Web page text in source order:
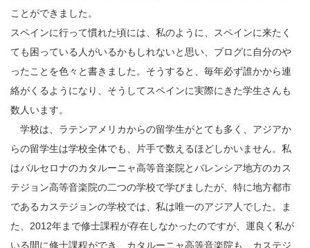
ことができました。
スペインに行って慣れた頃には、私のように、スペインに来たく
ても困っている人がいるかもしれないと思い、ブログに自分のや
ったことを色々と書きました。そうすると、毎年必ず誰かから連
絡がくるようになり、そうしてスペインに実際にきた学生さんも
数人います。
学校は、ラテンアメリカからの留学生がとても多く、アジアか
らの留学生は学校全体でも、片手で数えるほどしかいません。私
はバルセロナのカタルーニャ高等音楽院とバレンシア地方のカス
テジョン高等音楽院の二つの学校で学びましたが、特に地方都市
であるカステジョンの学校では、私は唯一のアジア人でした。ま
た、2012年まで修士課程が存在しなかったのですが、運良く私が
いる間に修士課程ができ、カタルーニャ高等音楽院も、カステジ